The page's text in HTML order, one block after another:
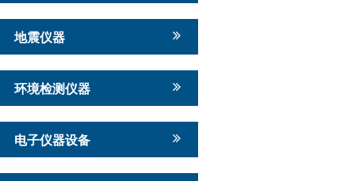
地震仪器
环境检测仪器
电子仪器设备